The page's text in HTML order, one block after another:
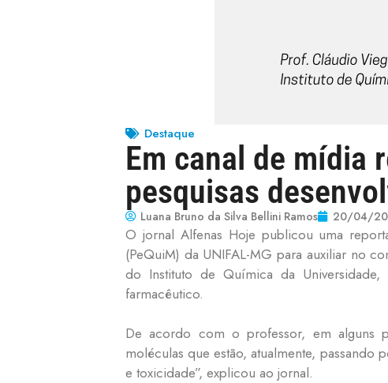
Destaque
Em canal de mídia
pesquisas
Luana Bruno da Silva Bellini Ramos 20/04/
O jornal Alfenas Hoje publicou uma
(PeQuiM) da UNIFAL-MG para auxiliar no
do Instituto de Química da
farmacêutico.
De acordo com o professor, em alguns
moléculas que estão, atualmente,
e toxicidade”, explicou ao jornal.